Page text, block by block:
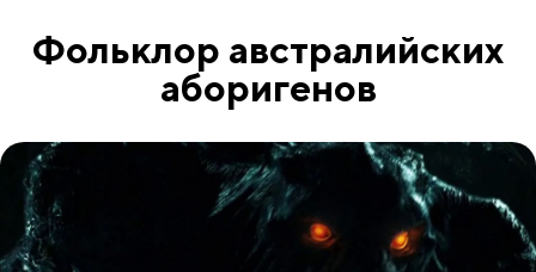
Фольклор австралийских
аборигенов